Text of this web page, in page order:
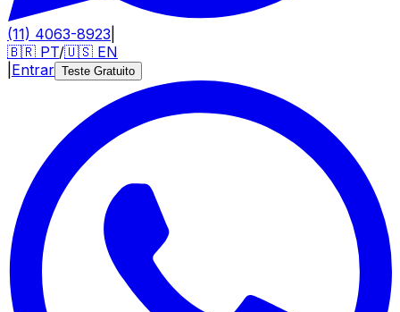
(11) 4063-8923
🇧🇷 PT/🇺🇸 EN
Entrar Teste Gratuito